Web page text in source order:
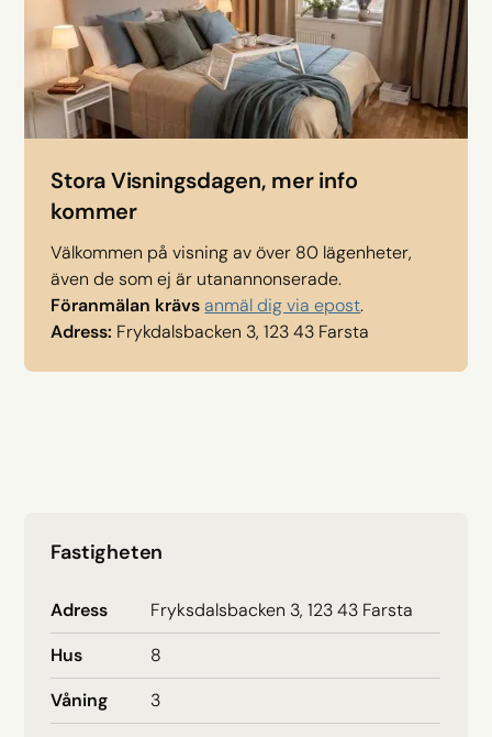
Stora Visningsdagen, mer info
kommer
Välkommen på visning av över 80 lägenheter,
även de som ej är utanannonserade.
Föranmälan krävs anmäl dig via epost.
Adress: Frykdalsbacken 3, 123 43 Farsta
Fastigheten
Adress
Fryksdalsbacken 3, 123 43 Farsta
Hus
8
Våning
3